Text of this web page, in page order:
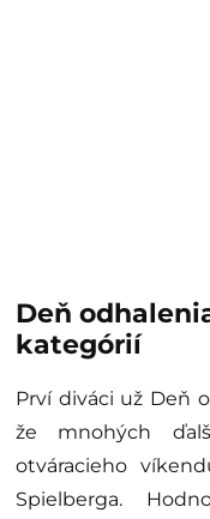
Deň
kategórií
Prví diváci už Deň
že mnohých
otváracieho
Spielberga.